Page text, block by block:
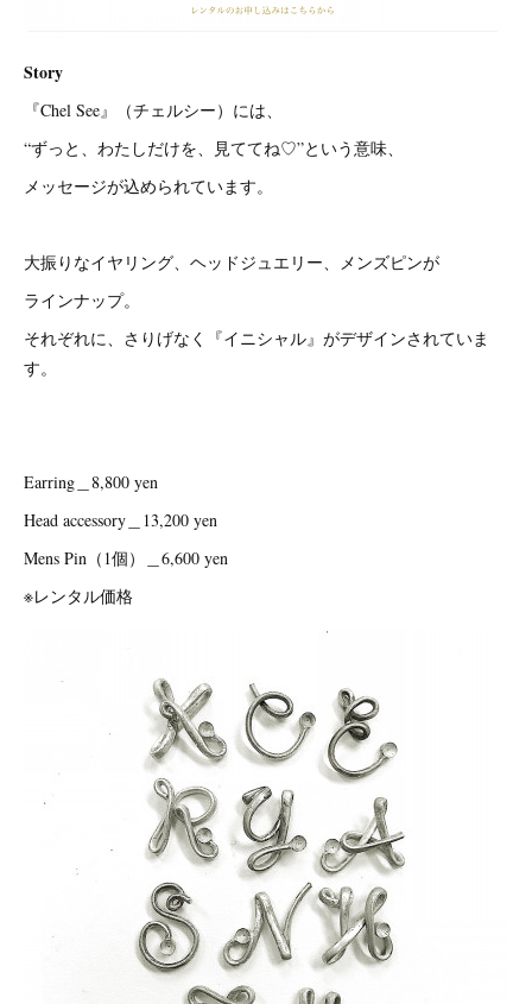
Story
『Chel See』（チェルシー）には、
“ずっと、わたしだけを、見ててね♡”という意味、
メッセージが込められています。
大振りなイヤリング、ヘッドジュエリー、メンズピンが
ラインナップ。
それぞれに、さりげなく『イニシャル』がデザインされていま
す。
Earring＿8,800 yen
Head accessory＿13,200 yen
Mens Pin（1個）＿6,600 yen
※レンタル価格